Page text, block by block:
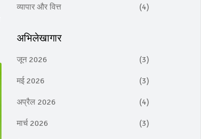
व्यापार और वित्त (4)
अभिलेखागार
जून 2026 (3)
मई 2026 (3)
अप्रैल 2026 (4)
मार्च 2026 (3)